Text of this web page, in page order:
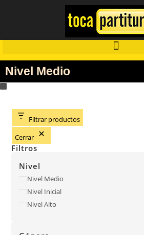
Nivel Medio
Filtrar productos
Cerrar
Filtros
Nivel
Nivel Medio
Nivel Inicial
Nivel Alto